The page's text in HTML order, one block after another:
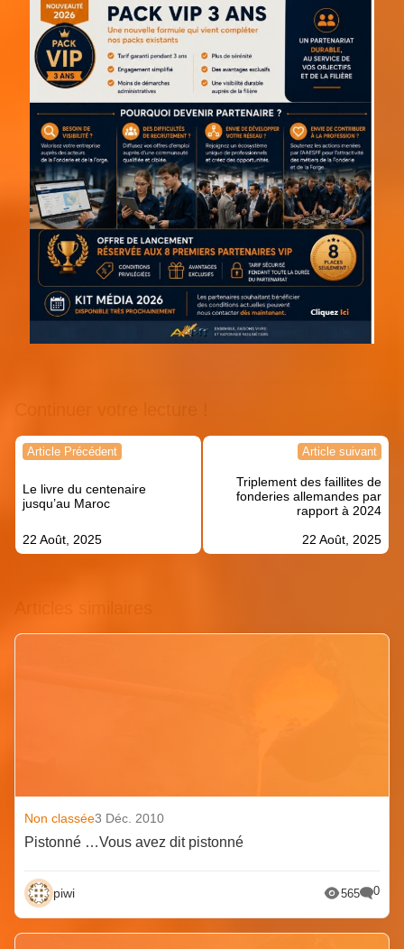
Navigation
l’article
Article Précédent
Le livre du centenaire
jusqu’au Maroc
22 Août, 2025
Article suivant
Triplement des faillites de
fonderies allemandes par
rapport à 2024
22 Août, 2025
Non classée3 Déc. 2010
Pistonné …Vous avez dit pistonné
piwi 565 0